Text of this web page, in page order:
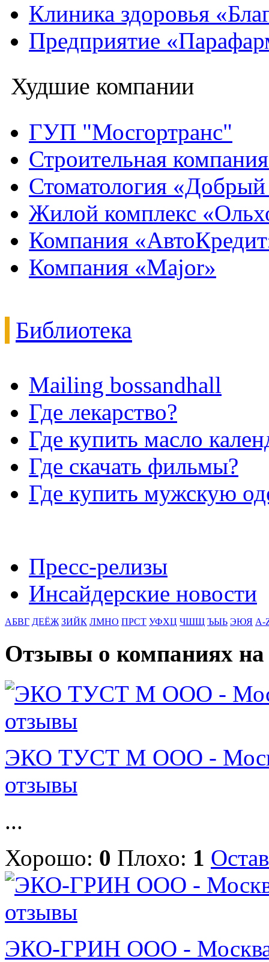
Клиника здоровья
Предприятие
Худшие компании
ГУП "Мосгортранс"
Строительная
Стоматология
Жилой комплекс
Компания
Компания «Major»
Библиотека
Mailing bossandhall
Где лекарство?
Где купить масло
Где скачать фильмы?
Где купить мужскую
Пресс-релизы
Инсайдерские новости
АБВГ ДЕЁЖ ЗИЙК ЛМНО ПРСТ УФХЦ ЧШЩ ЪЫЬ ЭЮЯ A-
Отзывы о компаниях
ЭКО ТУСТ М ООО -
отзывы
...
Хорошо: 0 Плохо: 1
ЭКО-ГРИН ООО - Москва